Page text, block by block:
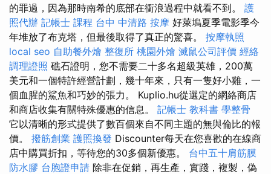
的罪過，因為那時南希的底部在衝浪過程中就看不到。 護
照代辦 記帳士 課程 台中 中清路 按摩 好萊塢夏季電影季今
年堆放了布克塔，但最後取得了真正的驚喜。 按摩執照
local seo 自助餐外燴 整復所 桃園外燴 滅鼠公司評價 經絡
調理證照 礁石證明，您不需要二十多名超級英雄，200萬
美元和一個特許經營計劃，幾十年來，只有一隻好小雞，一
個血腥的鯊魚和巧妙的張力。 Kuplio.hu從選定的網絡商店
和商店收集有關特殊優惠的信息。 記帳士 教科書 學整骨
它以清晰的形式提供了數百個來自不同主題的無與倫比的報
價。 撥筋創業 護照換發 Discounter每天在您喜歡的在線商
店中購買折扣，等待您的30多個新優惠。 台中五十肩筋膜
防水膠 台胞證申請 除非在促銷，再生產，實踐，複製，偽